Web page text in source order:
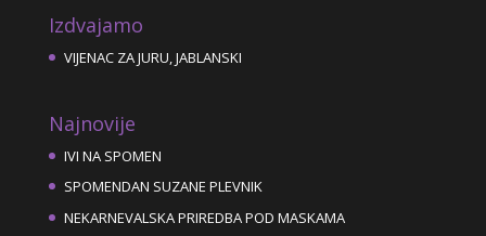
Izdvajamo
VIJENAC ZA JURU, JABLANSKI
Najnovije
IVI NA SPOMEN
SPOMENDAN SUZANE PLEVNIK
NEKARNEVALSKA PRIREDBA POD MASKAMA